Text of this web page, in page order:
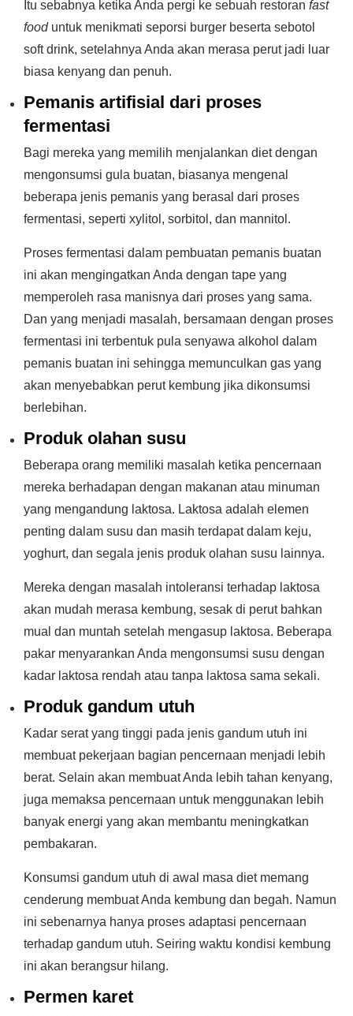
Itu sebabnya ketika Anda pergi ke sebuah restoran fast
fooduntuk menikmati seporsi burger beserta sebotol
soft drink, setelahnya Anda akan merasa perut jadi luar
biasa kenyang dan penuh.
Pemanis artifisial dari proses
fermentasi
Bagi mereka yang memilih menjalankan diet dengan
mengonsumsi gula buatan, biasanya mengenal
beberapa jenis pemanis yang berasal dari proses
fermentasi, seperti xylitol, sorbitol, dan mannitol.
Proses fermentasi dalam pembuatan pemanis buatan
ini akan mengingatkan Anda dengan tape yang
memperoleh rasa manisnya dari proses yang sama.
Dan yang menjadi masalah, bersamaan dengan proses
fermentasi ini terbentuk pula senyawa alkohol dalam
pemanis buatan ini sehingga memunculkan gas yang
akan menyebabkan perut kembung jika dikonsumsi
berlebihan.
Produk olahan susu
Beberapa orang memiliki masalah ketika pencernaan
mereka berhadapan dengan makanan atau minuman
yang mengandung laktosa. Laktosa adalah elemen
penting dalam susu dan masih terdapat dalam keju,
yoghurt, dan segala jenis produk olahan susu lainnya.
Mereka dengan masalah intoleransi terhadap laktosa
akan mudah merasa kembung, sesak di perut bahkan
mual dan muntah setelah mengasup laktosa. Beberapa
pakar menyarankan Anda mengonsumsi susu dengan
kadar laktosa rendah atau tanpa laktosa sama sekali.
Produk gandum utuh
Kadar serat yang tinggi pada jenis gandum utuh ini
membuat pekerjaan bagian pencernaan menjadi lebih
berat. Selain akan membuat Anda lebih tahan kenyang,
juga memaksa pencernaan untuk menggunakan lebih
banyak energi yang akan membantu meningkatkan
pembakaran.
Konsumsi gandum utuh di awal masa diet memang
cenderung membuat Anda kembung dan begah. Namun
ini sebenarnya hanya proses adaptasi pencernaan
terhadap gandum utuh. Seiring waktu kondisi kembung
ini akan berangsur hilang.
Permen karet